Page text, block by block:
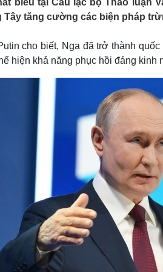
Việt Nam
Phân tích
món ngon
Đời sống
Tình yêu - Gia đình
biểu tại Câu lạc bộ Thảo luận
tăng cường các biện pháp
cho biết, Nga đã trở thành
hiện khả năng phục hồi đáng kinh